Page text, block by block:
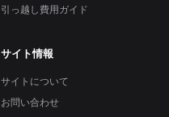
引っ越し費用ガイド
サイト情報
サイトについて
お問い合わせ